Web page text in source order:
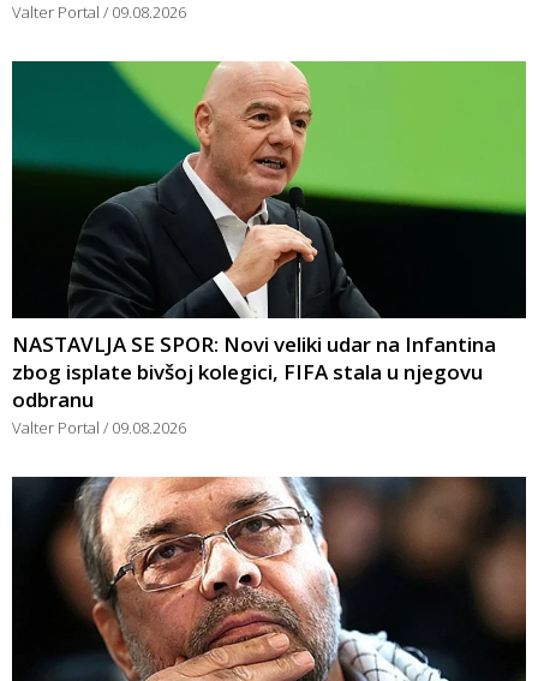
Valter Portal 09.08.2026
NASTAVLJA SE SPOR: Novi veliki udar na Infantina
zbog isplate bivšoj kolegici, FIFA stala u njegovu
odbranu
Valter Portal 09.08.2026